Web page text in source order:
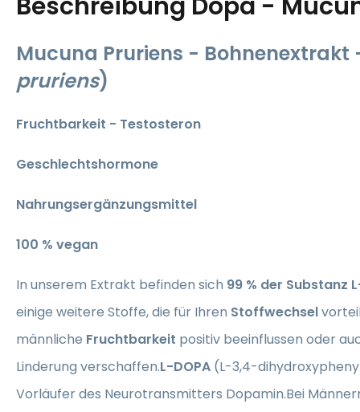
Mucuna Pruriens - Bohnenextrakt
pruriens)
Fruchtbarkeit - Testosteron
Geschlechtshormone
Nahrungsergänzungsmittel
100 % vegan
In unserem Extrakt befinden sich 99 % der Substanz
einige weitere Stoffe, die für Ihren Stoffwechsel
männliche Fruchtbarkeit positiv beeinflussen oder
Linderung verschaffen.L-DOPA (L-3,4-
Vorläufer des Neurotransmitters Dopamin.Bei